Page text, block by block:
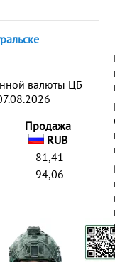
валюты ЦБ
Продажа
RUB
81,41
94,06